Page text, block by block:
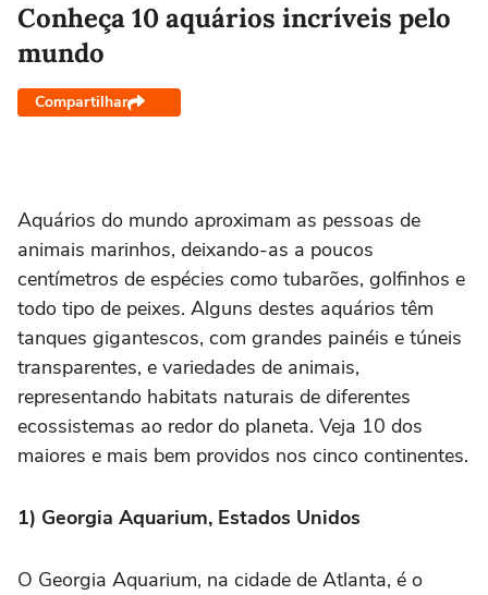
Conheça 10 aquários incríveis pelo
mundo
Compartilhar
Aquários do mundo aproximam as pessoas de
animais marinhos, deixando-as a poucos
centímetros de espécies como tubarões, golfinhos e
todo tipo de peixes. Alguns destes aquários têm
tanques gigantescos, com grandes painéis e túneis
transparentes, e variedades de animais,
representando habitats naturais de diferentes
ecossistemas ao redor do planeta. Veja 10 dos
maiores e mais bem providos nos cinco continentes.
1) Georgia Aquarium, Estados Unidos
O Georgia Aquarium, na cidade de Atlanta, é o